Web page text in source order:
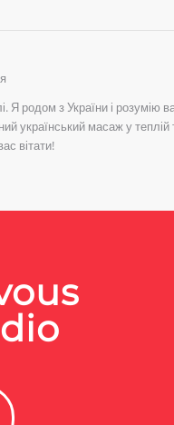
родом з України і розумію
український масаж у
вітати!